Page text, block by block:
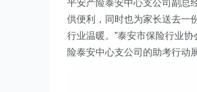
平安产险泰安中心支公司副总
供便利，同时也为家长送去一
行业温暖。”泰安市保险行业协
险泰安中心支公司 的助考行动